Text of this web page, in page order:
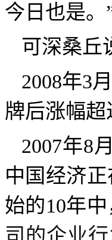
今日也是。
可深桑丘
2008年3
牌后涨幅超
2007年8
中国经济
始的10年
司的企业行